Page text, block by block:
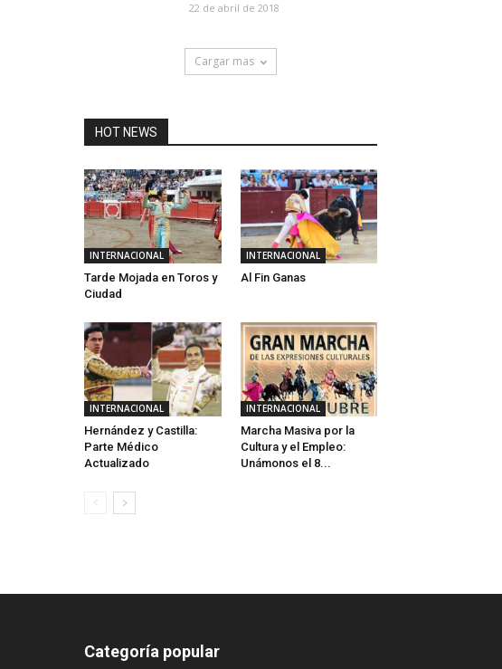
22 de abril de 2018
Cargar mas
HOT NEWS
INTERNACIONAL
Tarde Mojada en Toros y
Ciudad
INTERNACIONAL
Al Fin Ganas
INTERNACIONAL
Hernández y Castilla:
Parte Médico
Actualizado
INTERNACIONAL
Marcha Masiva por la
Cultura y el Empleo:
Unámonos el 8...
Categoría popular